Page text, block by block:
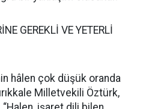
GEREKLİ VE YETERLİ
hâlen çok düşük oranda
Milletvekili Öztürk,